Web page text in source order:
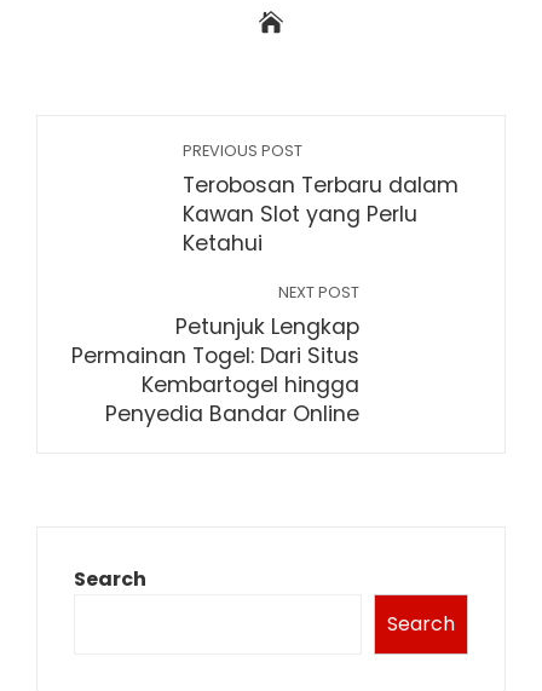
PREVIOUS POST
Terobosan Terbaru dalam
Kawan Slot yang Perlu
Ketahui
NEXT POST
Petunjuk Lengkap
Permainan Togel: Dari Situs
Kembartogel hingga
Penyedia Bandar Online
Search
Search